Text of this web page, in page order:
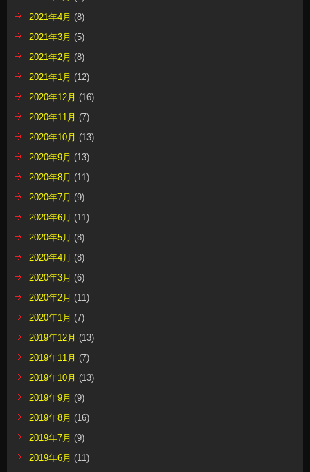
2021年4月 (8)
2021年3月 (5)
2021年2月 (8)
2021年1月 (12)
2020年12月 (16)
2020年11月 (7)
2020年10月 (13)
2020年9月 (13)
2020年8月 (11)
2020年7月 (9)
2020年6月 (11)
2020年5月 (8)
2020年4月 (8)
2020年3月 (6)
2020年2月 (11)
2020年1月 (7)
2019年12月 (13)
2019年11月 (7)
2019年10月 (13)
2019年9月 (9)
2019年8月 (16)
2019年7月 (9)
2019年6月 (11)